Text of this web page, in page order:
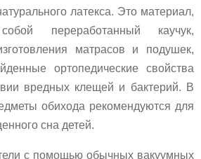
латекса. Это материал,
переработанный каучук,
матрасов и подушек,
ортопедические свойства
вредных клещей и бактерий. В
обихода рекомендуются для
сна детей.
с помощью обычных вакуумных